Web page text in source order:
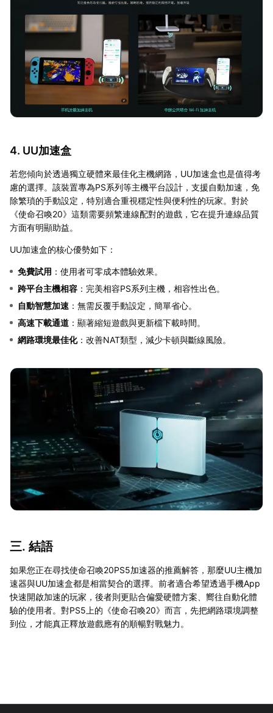
4. UU加速盒
若您傾向於透過獨立硬體來最佳化主機網路，UU加速盒也是值得考
慮的選擇。該裝置專為PS系列等主機平台設計，支援自動加速，免
除繁瑣的手動設定，特別適合重視穩定性與便利性的玩家。對於
《使命召喚20》這類需要頻繁連線配對的遊戲，它在提升連線品質
方面有明顯助益。
UU加速盒的核心優勢如下：
免費試用 ：使用者可零成本體驗效果。
跨平台主機相容 ：完美相容PS系列主機，相容性出色。
自動智慧加速 ：無需反覆手動設定，簡單省心。
高速下載通道 ：顯著縮短遊戲與更新檔下載時間。
網路環境最佳化：改善NAT類型，減少卡頓與斷線風險。
三. 結語
如果您正在尋找使命召喚20PS5加速器的推薦解答，那麼UU主機加
速器與UU加速盒都是相當契合的選擇。前者適合希望透過手機App
快速開啟加速的玩家，後者則更貼合偏愛硬體方案、嚮往自動化體
驗的使用者。對PS5上的《使命召喚20》而言，先把網路環境調整
到位，才能真正釋放遊戲應有的順暢對戰魅力。